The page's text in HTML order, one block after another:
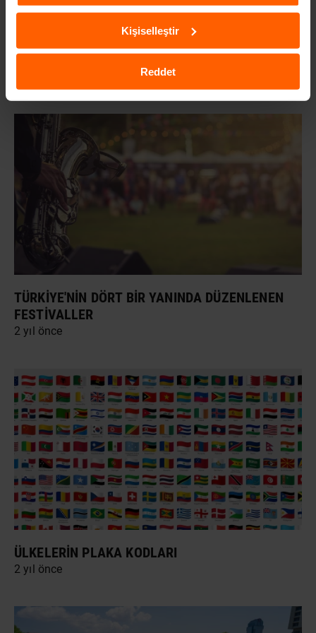
ulaşabilirsiniz.
Kişiselleştir
Reddet
Açılış-Kapanış Saatleri: 10.00-17.00
İLGILI YAZILAR
TÜRKIYE'NIN DÖRT BIR YANINDA DÜZENLENEN
FESTIVALLER
2 yıl önce
ÜLKELERIN PLAKA KODLARI
2 yıl önce